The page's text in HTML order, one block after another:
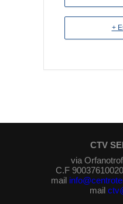
+
CTV
via
C.F
mail
mail